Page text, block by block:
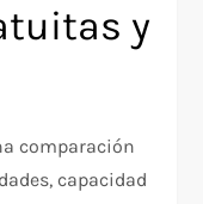
y
comparación
capacidad